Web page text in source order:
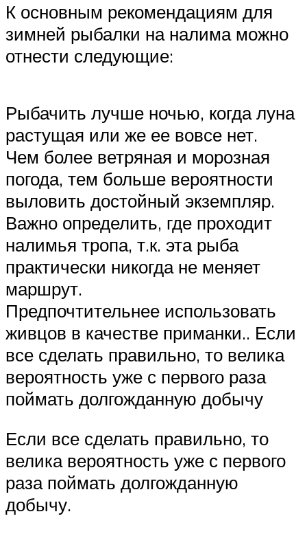
К основным рекомендациям для
зимней рыбалки на налима можно
отнести следующие:
Рыбачить лучше ночью, когда луна
растущая или же ее вовсе нет.
Чем более ветряная и морозная
погода, тем больше вероятности
выловить достойный экземпляр.
Важно определить, где проходит
налимья тропа, т.к. эта рыба
практически никогда не меняет
маршрут.
Предпочтительнее использовать
живцов в качестве приманки.. Если
все сделать правильно, то велика
вероятность уже с первого раза
поймать долгожданную добычу
Если все сделать правильно, то
велика вероятность уже с первого
раза поймать долгожданную
добычу.